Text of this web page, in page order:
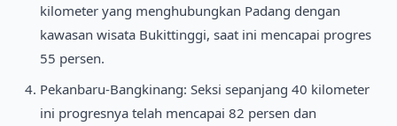
kilometer yang menghubungkan Padang dengan
kawasan wisata Bukittinggi, saat ini mencapai progres
55 persen.
Pekanbaru-Bangkinang: Seksi sepanjang 40 kilometer
ini progresnya telah mencapai 82 persen dan